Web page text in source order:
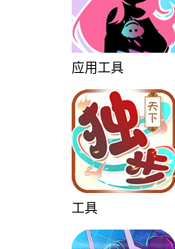
应用工具
工具